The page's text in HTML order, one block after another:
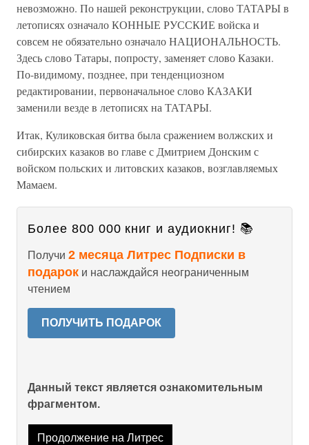
невозможно. По нашей реконструкции, слово ТАТАРЫ в
летописях означало КОННЫЕ РУССКИЕ войска и
совсем не обязательно означало НАЦИОНАЛЬНОСТЬ.
Здесь слово Татары, попросту, заменяет слово Казаки.
По-видимому, позднее, при тенденциозном
редактировании, первоначальное слово КАЗАКИ
заменили везде в летописях на ТАТАРЫ.
Итак, Куликовская битва была сражением волжских и
сибирских казаков во главе с Дмитрием Донским с
войском польских и литовских казаков, возглавляемых
Мамаем.
Более 800 000 книг и аудиокниг! 📚
Получи 2 месяца Литрес Подписки в
подарок и наслаждайся неограниченным
чтением
ПОЛУЧИТЬ ПОДАРОК
Данный текст является ознакомительным
фрагментом.
Продолжение на Литрес